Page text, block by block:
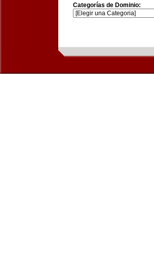
Categorías de Dominio: